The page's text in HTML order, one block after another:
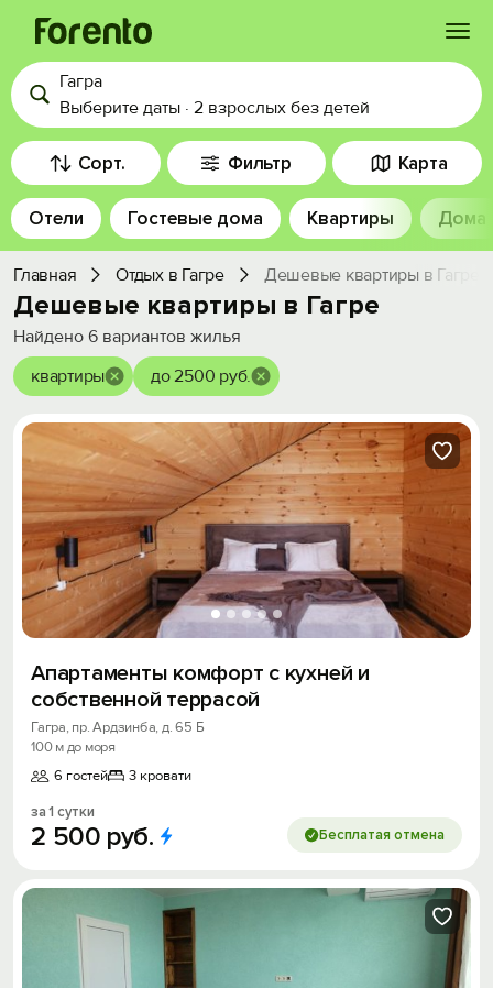
Войти
Избранное
История просмотра
Добавить свой объект
Гагра
Выберите даты · 2 взрослых без детей
Сорт. Фильтр Карта
Отели Гостевые дома Квартиры Дома
Главная Отдых в Гагре Дешевые квартиры в Гагре
Дешевые квартиры в Гагре
Найдено 6 вариантов жилья
квартиры
до 2500 руб.
Апартаменты комфорт с кухней и
собственной террасой
Гагра, пр. Ардзинба, д. 65 Б
100 м до моря
6 гостей
3 кровати
за 1 сутки
2 500 руб. Бесплатая отмена